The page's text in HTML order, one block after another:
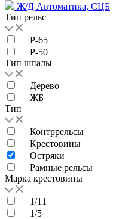
Ж/Д Автоматика, СЦБ
Тип рельс
Р-65
Р-50
Тип шпалы
Дерево
ЖБ
Тип
Контррельсы
Крестовины
Остряки
Рамные рельсы
Марка крестовины
1/11
1/5